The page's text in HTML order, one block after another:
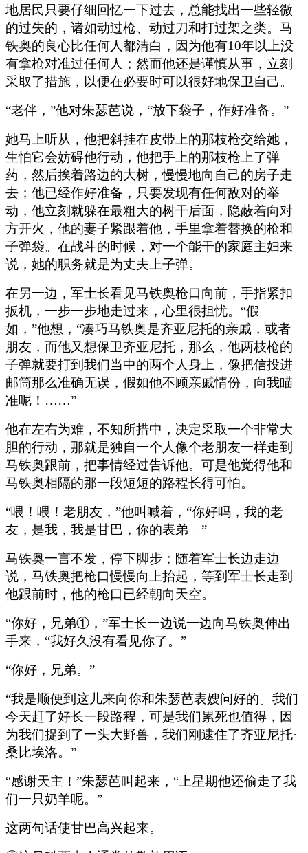
地居民只要仔细回忆一下过去，总能找出一些轻微
的过失的，诸如动过枪、动过刀和打过架之类。马
铁奥的良心比任何人都清白，因为他有10年以上没
有拿枪对准过任何人；然而他还是谨慎从事，立刻
采取了措施，以便在必要时可以很好地保卫自己。
“老伴，”他对朱瑟芭说，“放下袋子，作好准备。”
她马上听从，他把斜挂在皮带上的那枝枪交给她，
生怕它会妨碍他行动，他把手上的那枝枪上了弹
药，然后挨着路边的大树，慢慢地向自己的房子走
去；他已经作好准备，只要发现有任何敌对的举
动，他立刻就躲在最粗大的树干后面，隐蔽着向对
方开火，他的妻子紧跟着他，手里拿着替换的枪和
子弹袋。在战斗的时候，对一个能干的家庭主妇来
说，她的职务就是为丈夫上子弹。
在另一边，军士长看见马铁奥枪口向前，手指紧扣
扳机，一步一步地走过来，心里很担忧。“假
如，”他想，“凑巧马铁奥是齐亚尼托的亲戚，或者
朋友，而他又想保卫齐亚尼托，那么，他两枝枪的
子弹就要打到我们当中的两个人身上，像把信投进
邮筒那么准确无误，假如他不顾亲戚情份，向我瞄
准呢！……”
他在左右为难，不知所措中，决定采取一个非常大
胆的行动，那就是独自一个人像个老朋友一样走到
马铁奥跟前，把事情经过告诉他。可是他觉得他和
马铁奥相隔的那一段短短的路程长得可怕。
“喂！喂！老朋友，”他叫喊着，“你好吗，我的老
友，是我，我是甘巴，你的表弟。”
马铁奥一言不发，停下脚步；随着军士长边走边
说，马铁奥把枪口慢慢向上抬起，等到军士长走到
他跟前时，他的枪口已经朝向天空。
“你好，兄弟①，”军士长一边说一边向马铁奥伸出
手来，“我好久没有看见你了。”
“你好，兄弟。”
“我是顺便到这儿来向你和朱瑟芭表嫂问好的。我们
今天赶了好长一段路程，可是我们累死也值得，因
为我们捉到了一头大野兽，我们刚逮住了齐亚尼托·
桑比埃洛。”
“感谢天主！”朱瑟芭叫起来，“上星期他还偷走了我
们一只奶羊呢。”
这两句话使甘巴高兴起来。